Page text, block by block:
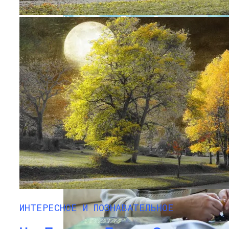
Обновление Для Range Rover Velar:
«умные» Фары, Новый Салон,
Улучшение PHEV-Версии
Что Принесет Первое Осеннее
Полнолуние 29 Сентября, В Чем Его
Особая Сила, Что Значит Рокое
Суперлуние
ИНТЕРЕСНОЕ И ПОЗНАВАТЕЛЬНОЕ